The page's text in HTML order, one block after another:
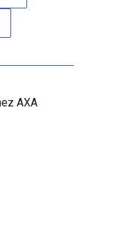
AXA